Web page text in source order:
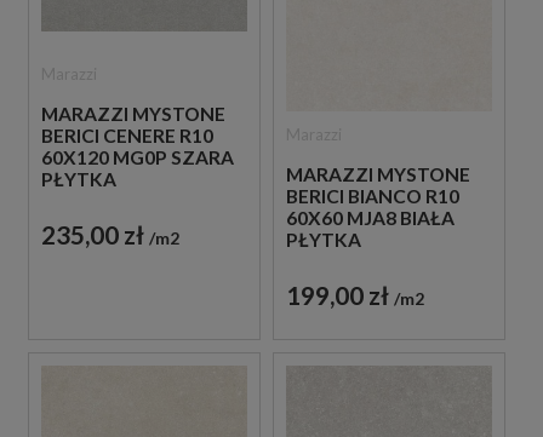
MARAZZI MYSTONE
BERICI CENERE R10
60X120 MG0P SZARA
PŁYTKA
IMITUJĄCA KAMIEŃ
235,00 zł m2
MARAZZI MYSTONE
BERICI BIANCO R10
60X60 MJA8 BIAŁA
PŁYTKA
IMITUJĄCA KAMIEŃ
199,00 zł m2